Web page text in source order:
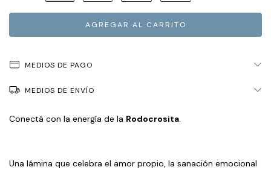
MEDIOS DE PAGO
MEDIOS DE ENVÍO
Conectá con la energía de la Rodocrosita.
Una lámina que celebra el amor propio, la sanación emocional